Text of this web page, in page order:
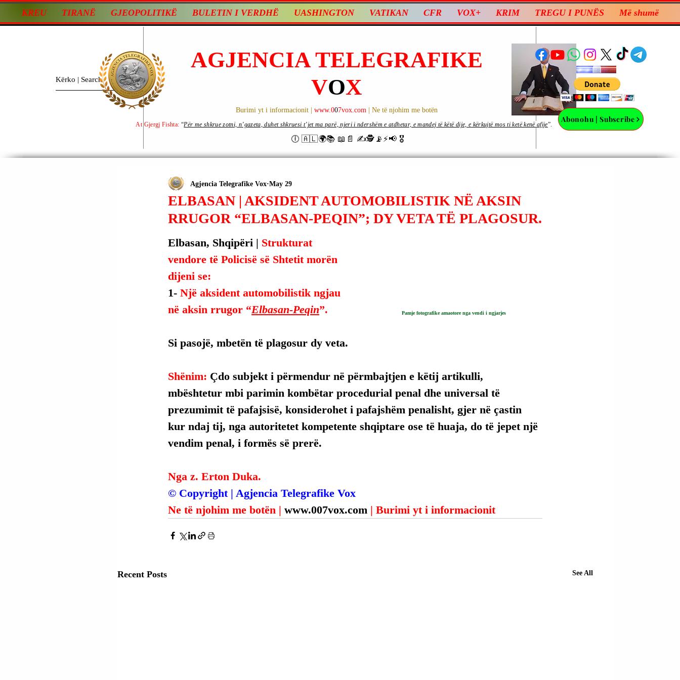
KREU TIRANË GJEOPOLITIKË BULETIN I VERDHË UASHINGTON VATIKAN CFR VOX+ KRIM TREGU I PUNËS Më shumë
AGJENCIA TELEGRAFIKE
VOX
Burimi yt i informacionit | www.007vox.com | Ne të njohim me botën
🕕 🇦🇱🌍📚 📖📄 ✍🕵️📡⚡️📢 🎖
Abonohu | Subscribe
At Gjergj Fishta: “Për me shkrue zotni, n’gazeta, duhet shkruesi t’jet ma parë, njeri i ndershëm e atdhetar, e mandej të këtë dije, e kërkujtë mos ti ketë kenë afije”.
ELBASAN | AKSIDENT AUTOMOBILISTIK NË AKSIN
RRUGOR “ELBASAN-PEQIN”; DY VETA TË PLAGOSUR.
Agjencia Telegrafike Vox May 29
Pamje fotografike amaotore nga vendi i ngjarjes
Elbasan, Shqipëri | Strukturat
vendore të Policisë së Shtetit morën
dijeni se:
1- Një aksident automobilistik ngjau
në aksin rrugor “Elbasan-Peqin”.
Si pasojë, mbetën të plagosur dy veta.
Shënim: Çdo subjekt i përmendur në përmbajtjen e këtij artikulli,
mbështetur mbi parimin kombëtar procedurial penal dhe universal të
prezumimit të pafajsisë, konsiderohet i pafajshëm penalisht, gjer në çastin
kur ndaj tij, nga autoritetet kompetente shqiptare ose të huaja, do të jepet një
vendim penal, i formës së prerë.
Nga z. Erton Duka.
© Copyright | Agjencia Telegrafike Vox
Ne të njohim me botën | www.007vox.com | Burimi yt i informacionit
Recent Posts See All